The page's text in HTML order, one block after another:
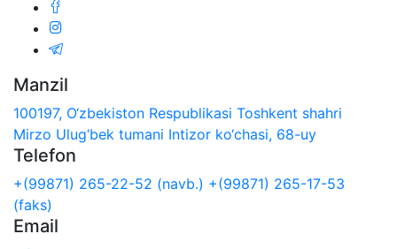
Manzil
100197, O‘zbekiston Respublikasi Toshkent shahri
Mirzo Ulug‘bek tumani Intizor ko‘chasi, 68-uy
Telefon
+(99871) 265-22-52 (navb.) +(99871) 265-17-53
(faks)
Email